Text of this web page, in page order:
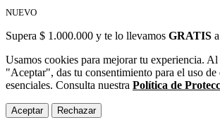
NUEVO
Supera $ 1.000.000 y te lo llevamos GRATIS
Usamos cookies para mejorar tu experiencia.
"Aceptar", das tu consentimiento para el uso de
esenciales. Consulta nuestra Política de
Aceptar Rechazar